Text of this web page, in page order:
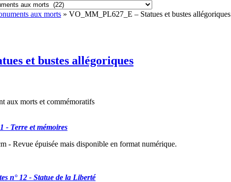
aux morts » VO_MM_PL627_E – Statues et bustes allégoriques
et bustes allégoriques
aux morts et commémoratifs
- Terre et mémoires
- Revue épuisée mais disponible en format numérique.
n° 12 - Statue de la Liberté